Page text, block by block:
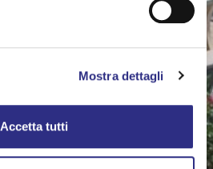
Mostra dettagli
Accetta tutti